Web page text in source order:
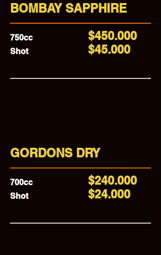
BOMBAY SAPPHIRE
750cc
Shot
$450.000
$45.000
GORDONS DRY
700cc
Shot
$240.000
$24.000